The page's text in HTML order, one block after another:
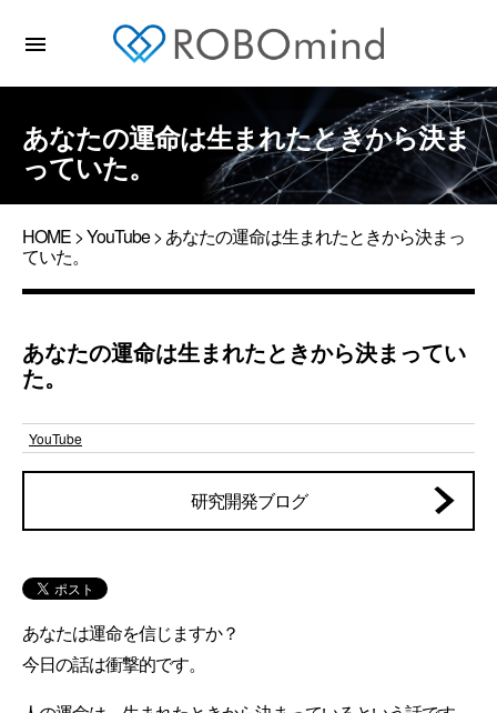
menu
あなたの運命は生まれたときから決ま
っていた。
HOME>YouTube> あなたの運命は生まれたときから決まっ
ていた。
あなたの運命は生まれたときから決まってい
た。
YouTube
研究開発ブログ
あなたは運命を信じますか？
今日の話は衝撃的です。